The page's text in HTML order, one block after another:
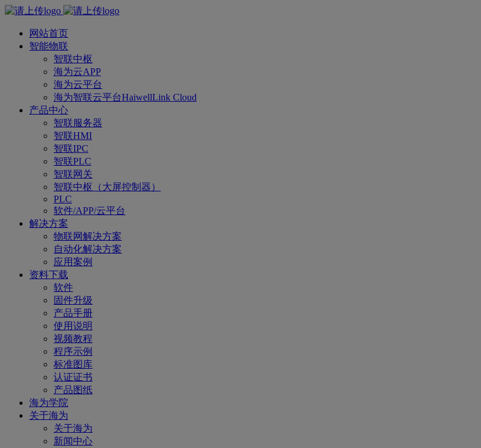
网站首页
智能物联
智联中枢
海为云APP
海为云平台
海为智联云平台HaiwellLink Cloud
产品中心
智联服务器
智联HMI
智联IPC
智联PLC
智联网关
智联中枢（大屏控制器）
PLC
软件/APP/云平台
解决方案
物联网解决方案
自动化解决方案
应用案例
资料下载
软件
固件升级
产品手册
使用说明
视频教程
程序示例
标准图库
认证证书
产品图纸
海为学院
关于海为
关于海为
新闻中心